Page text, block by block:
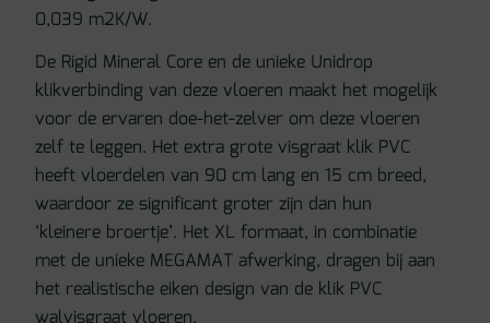
0,039 m2K/W.
De Rigid Mineral Core en de unieke Unidrop
klikverbinding van deze vloeren maakt het mogelijk
voor de ervaren doe-het-zelver om deze vloeren
zelf te leggen. Het extra grote visgraat klik PVC
heeft vloerdelen van 90 cm lang en 15 cm breed,
waardoor ze significant groter zijn dan hun
‘kleinere broertje’. Het XL formaat, in combinatie
met de unieke MEGAMAT afwerking, dragen bij aan
het realistische eiken design van de klik PVC